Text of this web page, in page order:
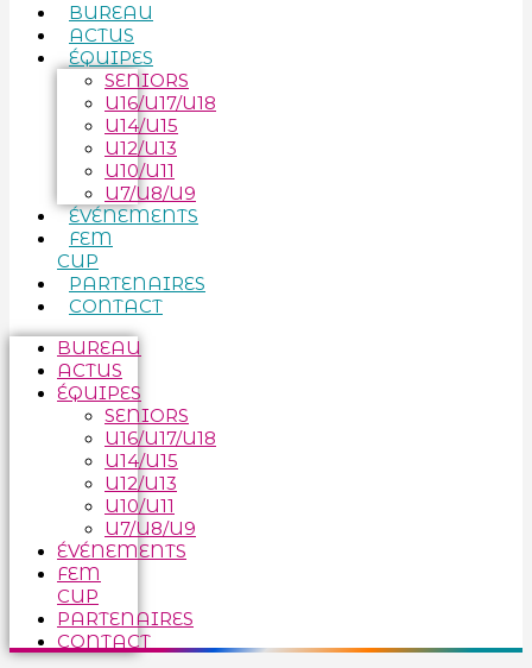
BUREAU
ACTUS
ÉQUIPES
SENIORS
U16/U17/U18
U14/U15
U12/U13
U10/U11
U7/U8/U9
ÉVÉNEMENTS
FEM
CUP
PARTENAIRES
CONTACT
BUREAU
ACTUS
ÉQUIPES
SENIORS
U16/U17/U18
U14/U15
U12/U13
U10/U11
U7/U8/U9
ÉVÉNEMENTS
FEM
CUP
PARTENAIRES
CONTACT